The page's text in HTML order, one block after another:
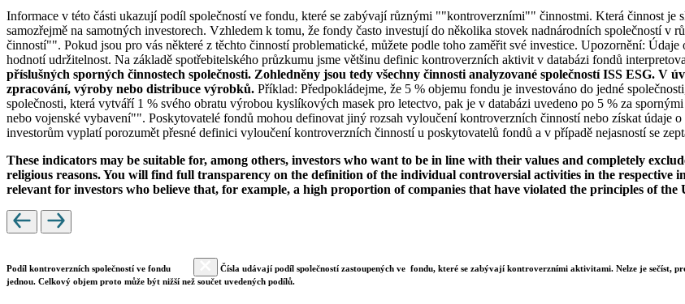
Informace v této části ukazují podíl společností ve fondu, které se zabývají různými ""kontroverzními"" činnostmi. Která činnost je
samozřejmě na samotných investorech. Vzhledem k tomu, že fondy často investují do několika stovek nadnárodních společností
činností"". Pokud jsou pro vás některé z těchto činností problematické, můžete podle toho zaměřit své investice. Upozornění:
hodnotí udržitelnost. Na základě spotřebitelského průzkumu jsme většinu definic kontroverzních aktivit v databázi fondů
příslušných sporných činnostech společnosti. Zohledněny jsou tedy všechny činnosti analyzované společností ISS ESG.
zpracování, výroby nebo distribuce výrobků. Příklad: Předpokládejme, že 5 % objemu fondu je investováno do jedné
společnosti, která vytváří 1 % svého obratu výrobou kyslíkových masek pro letectvo, pak je v databázi uvedeno po 5 % za
nebo vojenské vybavení"". Poskytovatelé fondů mohou definovat jiný rozsah vyloučení kontroverzních činností nebo získat údaje
investorům vyplatí porozumět přesné definici vyloučení kontroverzních činností u poskytovatelů fondů a v případě nejasností se
These indicators may be suitable for, among others, investors who want to be in line with their values and completely
religious reasons. You will find full transparency on the definition of the individual controversial activities in the respective
relevant for investors who believe that, for example, a high proportion of companies that have violated the principles of
Podíl kontroverzních společností ve fondu
Čísla udávají podíl společností zastoupených ve fondu, které se zabývají kontroverzními aktivitami. Nelze je sečíst,
jednou. Celkový objem proto může být nižší než součet uvedených podílů.